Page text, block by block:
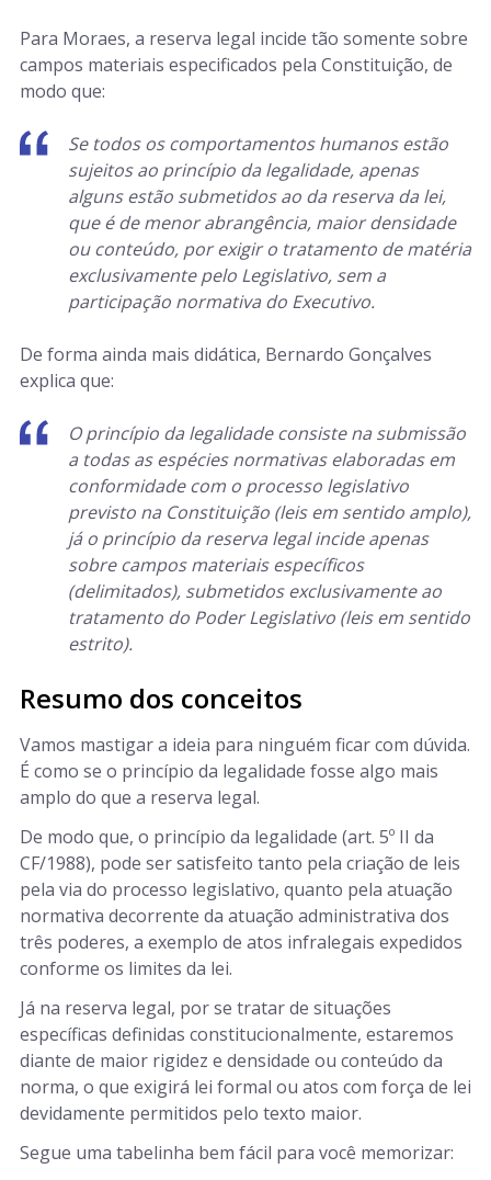
Para Moraes, a reserva legal incide tão somente sobre
campos materiais especificados pela Constituição, de
modo que:
Se todos os comportamentos humanos estão
sujeitos ao princípio da legalidade, apenas
alguns estão submetidos ao da reserva da lei,
que é de menor abrangência, maior densidade
ou conteúdo, por exigir o tratamento de matéria
exclusivamente pelo Legislativo, sem a
participação normativa do Executivo.
De forma ainda mais didática, Bernardo Gonçalves
explica que:
O princípio da legalidade consiste na submissão
a todas as espécies normativas elaboradas em
conformidade com o processo legislativo
previsto na Constituição (leis em sentido amplo),
já o princípio da reserva legal incide apenas
sobre campos materiais específicos
(delimitados), submetidos exclusivamente ao
tratamento do Poder Legislativo (leis em sentido
estrito).
Resumo dos conceitos
Vamos mastigar a ideia para ninguém ficar com dúvida.
É como se o princípio da legalidade fosse algo mais
amplo do que a reserva legal.
De modo que, o princípio da legalidade (art. 5º II da
CF/1988), pode ser satisfeito tanto pela criação de leis
pela via do processo legislativo, quanto pela atuação
normativa decorrente da atuação administrativa dos
três poderes, a exemplo de atos infralegais expedidos
conforme os limites da lei.
Já na reserva legal, por se tratar de situações
específicas definidas constitucionalmente, estaremos
diante de maior rigidez e densidade ou conteúdo da
norma, o que exigirá lei formal ou atos com força de lei
devidamente permitidos pelo texto maior.
Segue uma tabelinha bem fácil para você memorizar: